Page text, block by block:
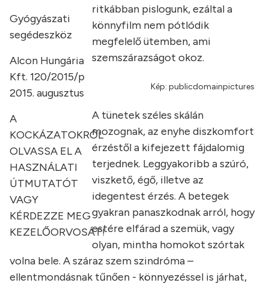
Gyógyászati
segédeszköz
Alcon Hungária
Kft. 120/2015/p
2015. augusztus
A
KOCKÁZATOKRÓL
OLVASSA EL A
HASZNÁLATI
ÚTMUTATÓT
VAGY
KÉRDEZZE MEG
KEZELŐORVOSÁT!
ritkábban pislogunk, ezáltal a
könnyfilm nem pótlódik
megfelelő ütemben, ami
szemszárazságot okoz.
Kép: publicdomainpictures
A tünetek széles skálán
mozognak, az enyhe diszkomfort
érzéstől a kifejezett fájdalomig
terjednek. Leggyakoribb a szúró,
viszkető, égő, illetve az
idegentest érzés. A betegek
gyakran panaszkodnak arról, hogy
estére elfárad a szemük, vagy
olyan, mintha homokot szórtak
volna bele. A száraz szem szindróma –
ellentmondásnak tűnően - könnyezéssel is járhat,